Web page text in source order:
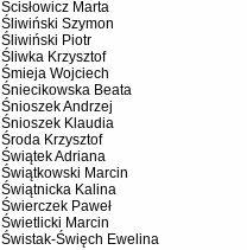
Ścisłowicz Marta
Śliwiński Szymon
Śliwiński Piotr
Śliwka Krzysztof
Śmieja Wojciech
Śniecikowska Beata
Śnioszek Andrzej
Śnioszek Klaudia
Środa Krzysztof
Świątek Adriana
Świątkowski Marcin
Świątnicka Kalina
Świerczek Paweł
Świetlicki Marcin
Świstak-Święch Ewelina